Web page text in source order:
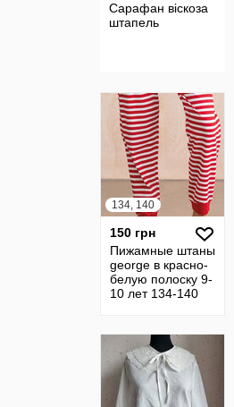
Сарафан віскоза
штапель
134, 140
150 грн
Пижамные штаны
george в красно-
белую полоску 9-
10 лет 134-140
пижама